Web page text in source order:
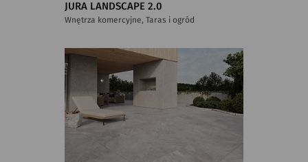
JURA LANDSCAPE 2.0
Wnętrza komercyjne, Taras i ogród